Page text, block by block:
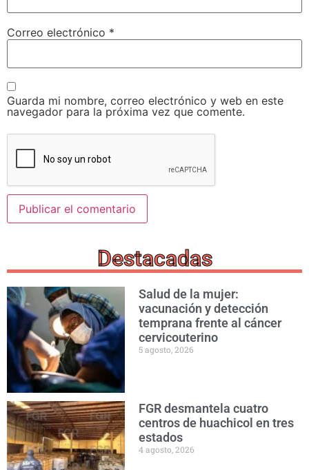
Correo electrónico *
Guarda mi nombre, correo electrónico y web en este
navegador para la próxima vez que comente.
Destacadas
Salud de la mujer:
vacunación y detección
temprana frente al cáncer
cervicouterino
5 agosto, 2026
FGR desmantela cuatro
centros de huachicol en tres
estados
4 agosto, 2026